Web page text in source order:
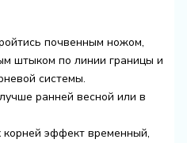
почвенным ножом,
штыком по линии границы и
системы.
ранней весной или в
корней эффект временный,